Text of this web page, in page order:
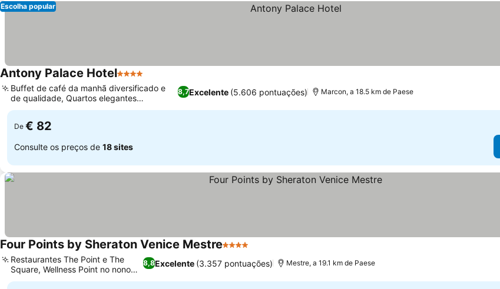
Escolha popular
Antony Palace Hotel4 Estrelas
8,7Excelente (5.606 pontuações)
Buffet de café da manhã diversificado e
de qualidade, Quartos elegantes
inspirados em Veneza
Marcon, a 18.5 km de Paese
De € 82
Consulte os preços de 18 sites
Four Points by Sheraton Venice Mestre4 Estrelas
8,8Excelente (3.357 pontuações)
Restaurantes The Point e The
Square, Wellness Point no nono
andar
Mestre, a 19.1 km de Paese